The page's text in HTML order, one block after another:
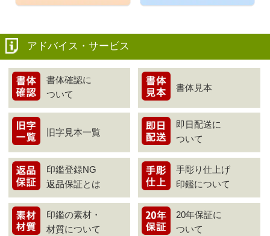
アドバイス・サービス
書体確認に
ついて
書体見本
旧字見本一覧
即日配送に
ついて
印鑑登録NG
返品保証とは
手彫り仕上げ
印鑑について
印鑑の素材・
材質について
20年保証に
ついて